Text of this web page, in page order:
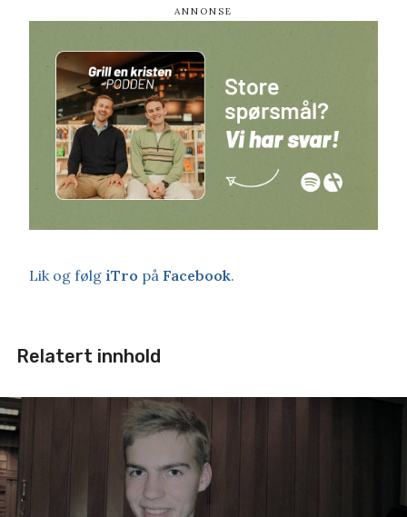
Lik og følg iTro på Facebook.
Relatert innhold